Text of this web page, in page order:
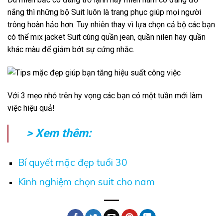
nắng thì những bộ Suit luôn là trang phục giúp mọi người
trông hoàn hảo hơn. Tuy nhiên thay vì lựa chọn cả bộ các bạn
có thể mix jacket Suit cùng quần jean, quần nilen hay quần
khác màu để giảm bớt sự cứng nhắc.
Với 3 mẹo nhỏ trên hy vọng các bạn có một tuần mới làm
việc hiệu quả!
> Xem thêm:
Bí quyết mặc đẹp tuổi 30
Kinh nghiệm chọn suit cho nam